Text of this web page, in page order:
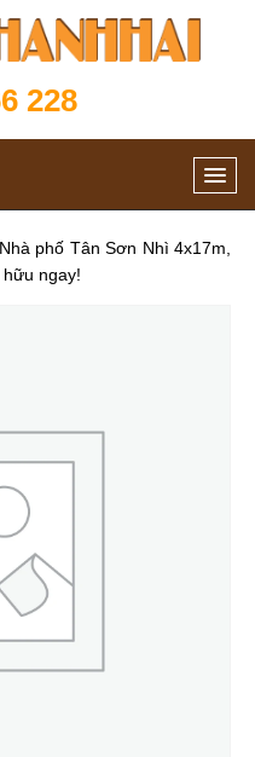
228
phố Tân Sơn Nhì 4x17m,
ngay!